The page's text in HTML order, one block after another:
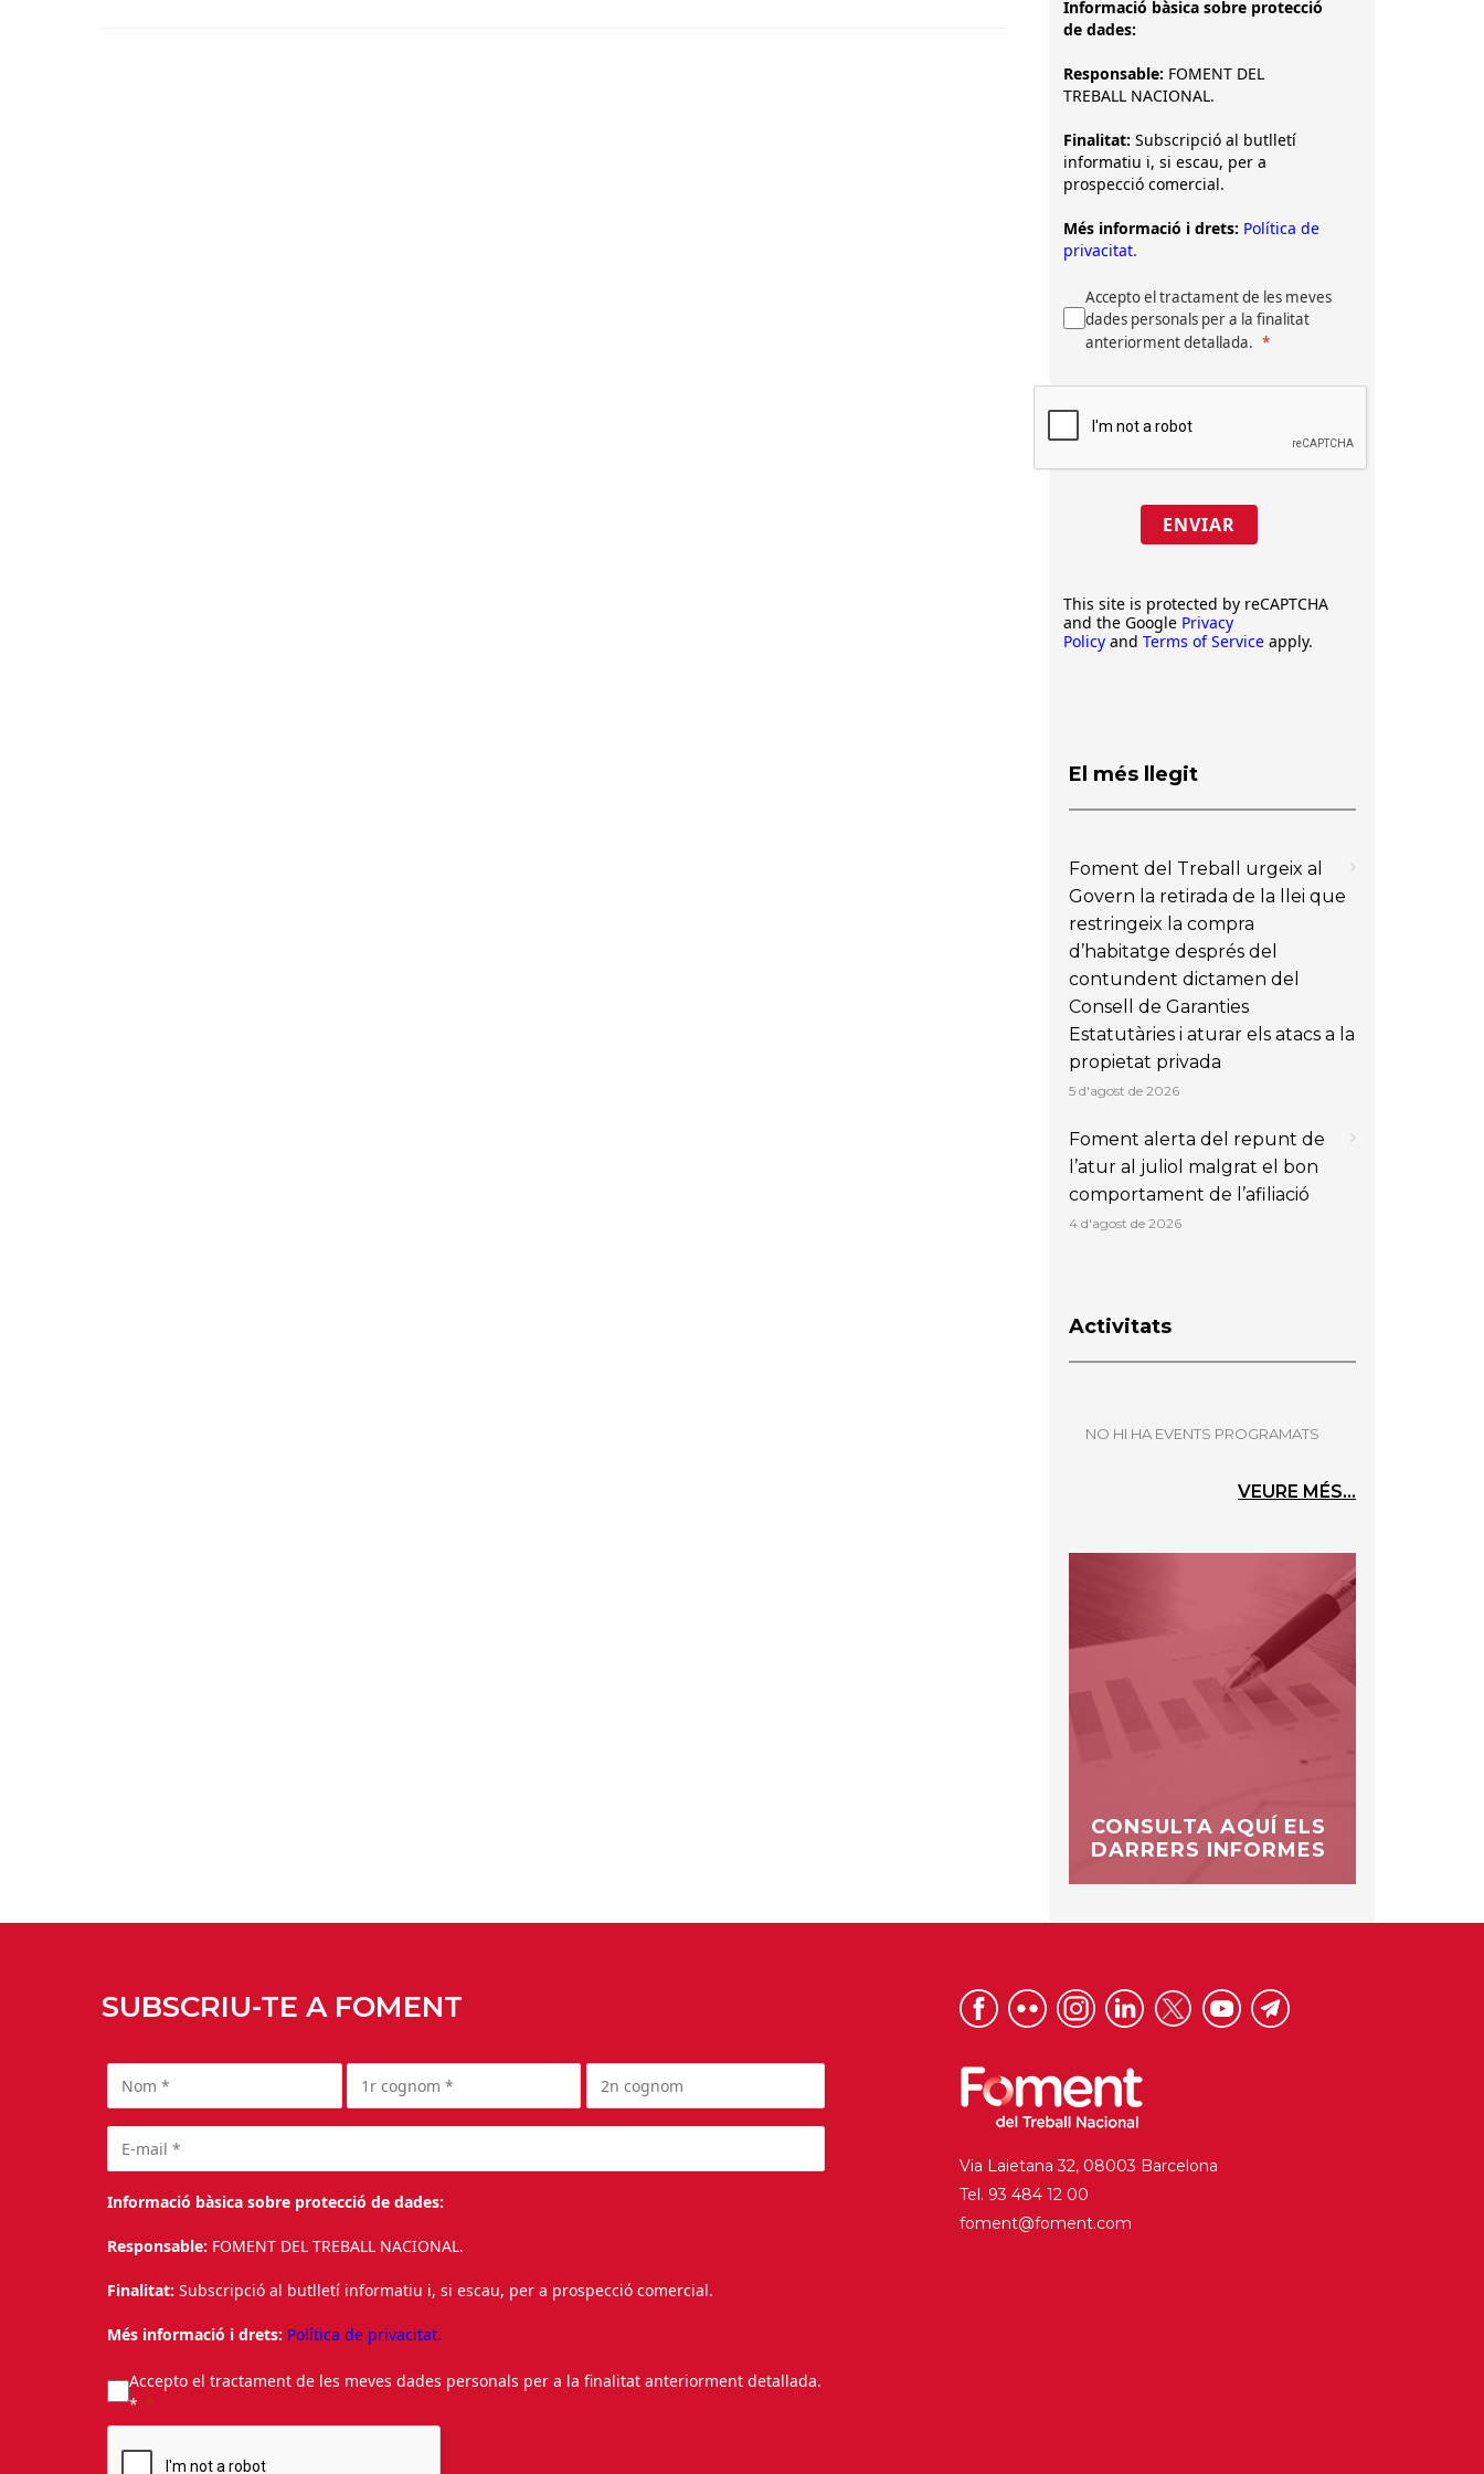
Informació bàsica sobre protecció
de dades:
Responsable: FOMENT DEL
TREBALL NACIONAL.
Finalitat: Subscripció al butlletí
informatiu i, si escau, per a
prospecció comercial.
Més informació i drets: Política de
privacitat.
Accepto el tractament de les meves
dades personals per a la finalitat
anteriorment detallada.
ENVIAR
This site is protected by reCAPTCHA
and the Google Privacy
Policy and Terms of Service apply.
El més llegit
Foment del Treball urgeix al
Govern la retirada de la llei que
restringeix la compra
d’habitatge després del
contundent dictamen del
Consell de Garanties
Estatutàries i aturar els atacs a la
propietat privada
5 d'agost de 2026
Foment alerta del repunt de
l’atur al juliol malgrat el bon
comportament de l’afiliació
4 d'agost de 2026
Activitats
NO HI HA EVENTS PROGRAMATS
VEURE MÉS...
CONSULTA AQUÍ ELS
DARRERS INFORMES
SUBSCRIU-TE A FOMENT
Informació bàsica sobre protecció de dades:
Responsable: FOMENT DEL TREBALL NACIONAL.
Finalitat: Subscripció al butlletí informatiu i, si escau, per a prospecció comercial.
Més informació i drets: Política de privacitat.
Accepto el tractament de les meves dades personals per a la finalitat anteriorment detallada.
*
Via Laietana 32, 08003 Barcelona
Tel. 93 484 12 00
foment@foment.com